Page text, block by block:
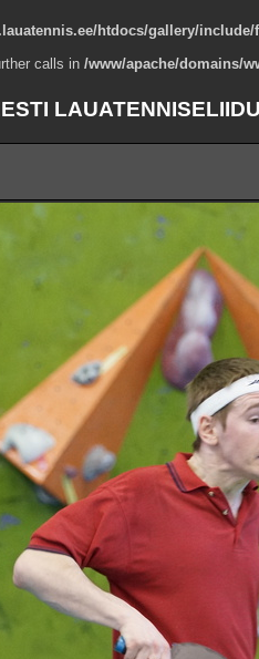
htdocs/gallery/
calls in /www/apache/domains/